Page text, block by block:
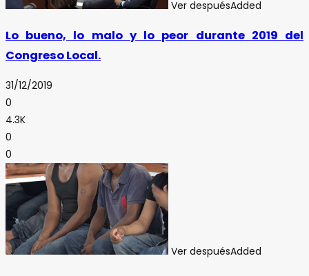
Ver despuésAdded
Lo bueno, lo malo y lo peor durante 2019 del
Congreso Local.
31/12/2019
0
4.3K
0
0
Ver despuésAdded